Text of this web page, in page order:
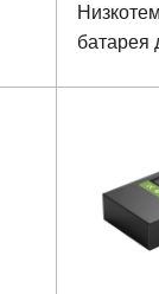
батарея